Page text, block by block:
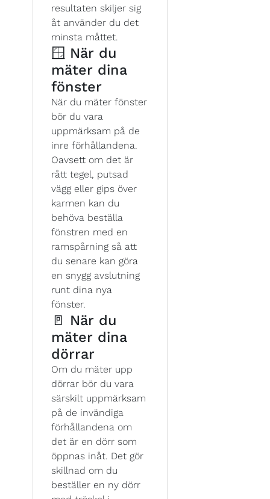
resultaten skiljer sig
åt använder du det
minsta måttet.
🪟 När du
mäter dina
fönster
När du mäter fönster
bör du vara
uppmärksam på de
inre förhållandena.
Oavsett om det är
rått tegel, putsad
vägg eller gips över
karmen kan du
behöva beställa
fönstren med en
ramspårning så att
du senare kan göra
en snygg avslutning
runt dina nya
fönster.
🚪 När du
mäter dina
dörrar
Om du mäter upp
dörrar bör du vara
särskilt uppmärksam
på de invändiga
förhållandena om
det är en dörr som
öppnas inåt. Det gör
skillnad om du
beställer en ny dörr